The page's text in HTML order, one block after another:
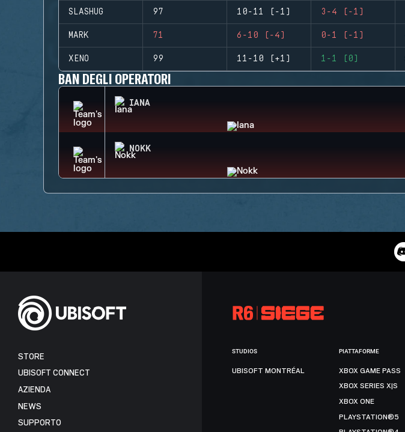
SLASHUG 97 10-11 (-1) 3-4 (-1)
MARK 71 6-10 (-4) 0-1 (-1)
XENO 99 11-10 (+1) 1-1 (0)
BAN DEGLI OPERATORI
IANA
NOKK
STORE
UBISOFT CONNECT
AZIENDA
NEWS
SUPPORTO
STUDIOS
UBISOFT MONTRÉAL
PIATTAFORME
XBOX GAME PASS
XBOX SERIES X|S
XBOX ONE
PLAYSTATION®5